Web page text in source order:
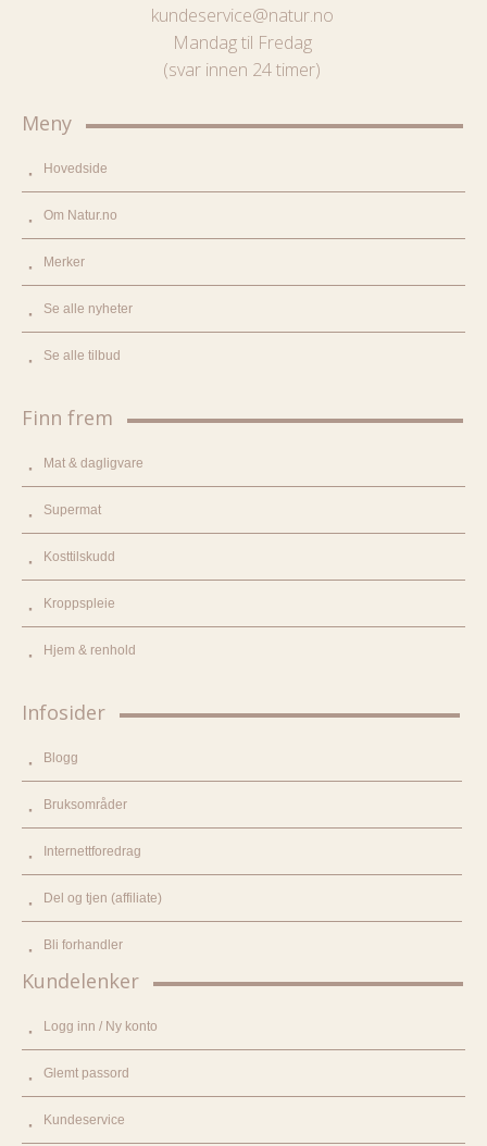
kundeservice@natur.no
Mandag til Fredag
(svar innen 24 timer)
Meny
Hovedside
Om Natur.no
Merker
Se alle nyheter
Se alle tilbud
Finn frem
Mat & dagligvare
Supermat
Kosttilskudd
Kroppspleie
Hjem & renhold
Infosider
Blogg
Bruksområder
Internettforedrag
Del og tjen (affiliate)
Bli forhandler
Kundelenker
Logg inn / Ny konto
Glemt passord
Kundeservice